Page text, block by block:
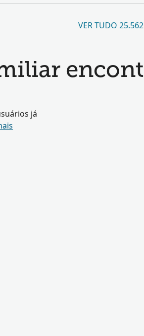
VER TUDO 25.562
já